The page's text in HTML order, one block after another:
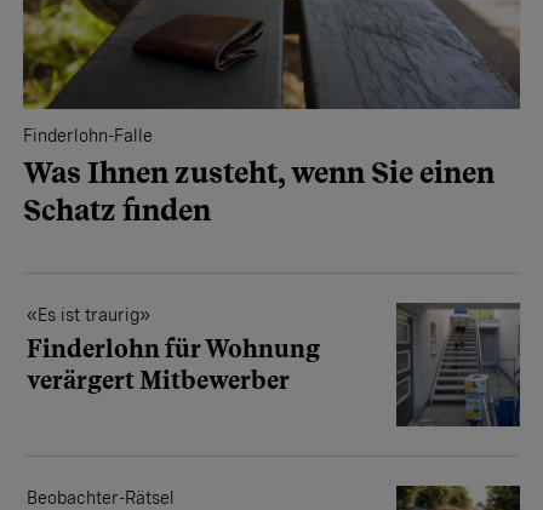
Finderlohn-Falle
Was Ihnen zusteht, wenn Sie einen
Schatz finden
«Es ist traurig»
Finderlohn für Wohnung
verärgert Mitbewerber
Beobachter-Rätsel